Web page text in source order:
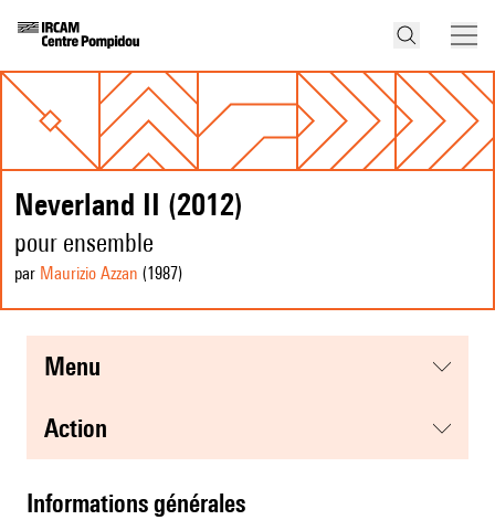
Neverland II (2012)
pour ensemble
par Maurizio Azzan (1987)
menu
action
informations générales